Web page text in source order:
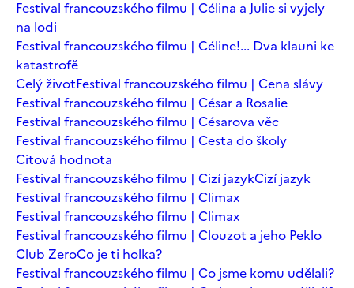
Festival francouzského filmu | Célina a Julie si vyjely
na lodi
Festival francouzského filmu | Céline!... Dva klauni ke
katastrofě
Celý životFestival francouzského filmu | Cena slávy
Festival francouzského filmu | César a Rosalie
Festival francouzského filmu | Césarova věc
Festival francouzského filmu | Cesta do školy
Citová hodnota
Festival francouzského filmu | Cizí jazykCizí jazyk
Festival francouzského filmu | Climax
Festival francouzského filmu | Climax
Festival francouzského filmu | Clouzot a jeho Peklo
Club ZeroCo je ti holka?
Festival francouzského filmu | Co jsme komu udělali?